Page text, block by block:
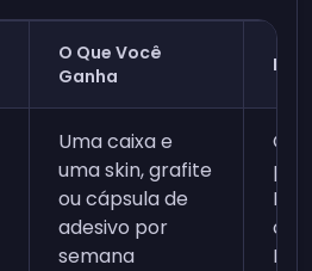
O Que Você
Ganha
Uma caixa e
uma skin, grafite
ou cápsula de
adesivo por
semana
pra